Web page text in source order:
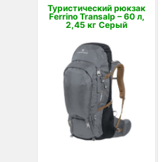
Туристический рюкзак
Ferrino Transalp – 60 л,
2,45 кг Серый